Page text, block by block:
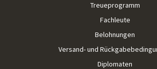
Treueprogramm
Fachleute
Belohnungen
Versand- und
Diplomaten